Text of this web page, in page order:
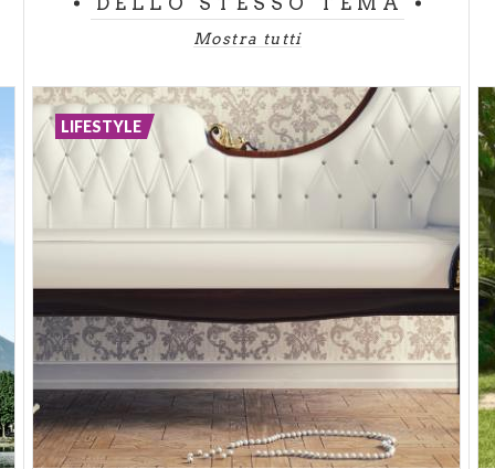
Mostra tutti
LIFESTYLE